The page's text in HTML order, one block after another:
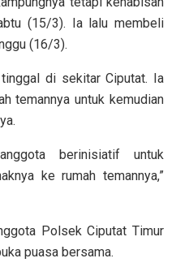
(15/3). Ia lalu membeli
(16/3).
di sekitar Ciputat. Ia
temannya untuk kemudian
berinisiatif untuk
ke rumah temannya,”
Polsek Ciputat Timur
puasa bersama.